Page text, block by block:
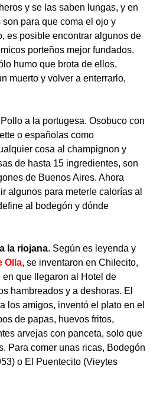
y se las saben lungas, y en
para que coma el ojo y
es posible encontrar algunos de
porteños mejor fundados.
humo que brota de ellos,
muerto y volver a enterrarlo,
a la portugesa. Osobuco con
o españolas como
cosa al champignon y
de hasta 15 ingredientes, son
de Buenos Aires. Ahora
algunos para meterle calorías al
al bodegón y dónde
la riojana. Según es leyenda y
Olla, se inventaron en Chilecito,
en que llegaron al Hotel de
hambreados y a deshoras. El
los amigos, inventó el plato en el
de papas, huevos fritos,
arvejas con panceta, solo que
Para comer unas ricas, Bodegón
o El Puentecito (Vieytes